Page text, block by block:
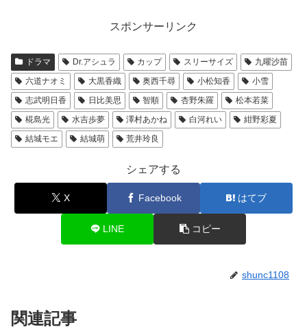
スポンサーリンク
ドラマ Dr.アシュラ カップ スリーサイズ
九曜沙苗
六道ナオミ
大黒香織 奥西千尋 小松知香
小雪
志武明日香
日比美思 智順 杏野朱羅
松本若菜
椛島光
水吉歩夢 澤村あかね 白河れい
紺野彩夏
結城モエ
結城萌 荒井玲良
シェアする
X Facebook はてブ
LINE コピー
shunc1108
関連記事